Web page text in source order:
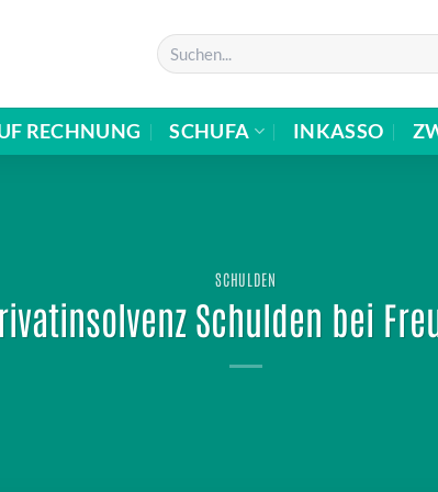
RECHNUNG SCHUFA INKASSO
SCHULDEN
Schulden bei